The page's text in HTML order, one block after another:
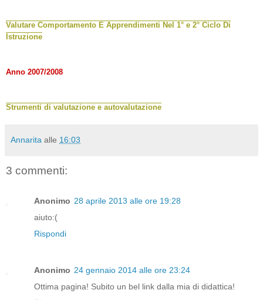
Valutare Comportamento E Apprendimenti Nel 1° e 2° Ciclo Di
Istruzione
Anno 2007/2008
Strumenti di valutazione e autovalutazione
Annarita alle 16:03
3 commenti:
Anonimo 28 aprile 2013 alle ore 19:28
aiuto:(
Rispondi
Anonimo 24 gennaio 2014 alle ore 23:24
Ottima pagina! Subito un bel link dalla mia di didattica!